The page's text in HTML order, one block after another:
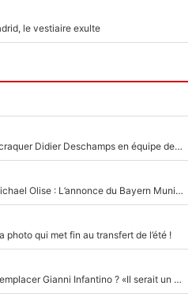
le vestiaire exulte
Le jour où Zinedine Zidane a fait craquer Didier Deschamps en équipe de France : «Je m’en suis voulu», l’ancien sélectionneur a regretté son geste !
Scandale dans la vie privée de Michael Olise : L’annonce du Bayern Munich sur son enfant caché
photo qui met fin au transfert de l’été !
Du PSG à la tête de la FIFA pour remplacer Gianni Infantino ? «Il serait un mauvais président», le patron de la Liga s'attaque à Nasser Al-Khelaïfi !